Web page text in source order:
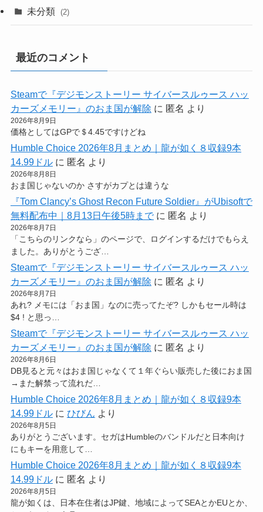
未分類 (2)
最近のコメント
Steamで『デジモンストーリー サイバースルゥース ハッ
カーズメモリー』のおま国が解除 に 匿名 より
2026年8月9日
価格としてはGPで＄4.45ですけどね
Humble Choice 2026年8月まとめ｜龍が如く８収録9本
14.99ドルに 匿名 より
2026年8月8日
おま国じゃないのか さすがカプとは違うな
『Tom Clancy’s Ghost Recon Future Soldier』がUbisoftで
無料配布中｜8月13日午後5時までに 匿名 より
2026年8月7日
「こちらのリンクなら」のページで、ログインするだけでもらえ
ました。ありがとうござ…
Steamで『デジモンストーリー サイバースルゥース ハッ
カーズメモリー』のおま国が解除 に 匿名 より
2026年8月7日
あれ? メモには「おま国」なのに売ってたぞ? しかもセール時は
$4 ! と思っ…
Steamで『デジモンストーリー サイバースルゥース ハッ
カーズメモリー』のおま国が解除 に 匿名 より
2026年8月6日
DB見ると元々はおま国じゃなくて１年ぐらい販売した後におま国
→また解禁って流れだ…
Humble Choice 2026年8月まとめ｜龍が如く８収録9本
14.99ドルに ひびん より
2026年8月5日
ありがとうございます。セガはHumbleのバンドルだと日本向け
にもキーを用意して…
Humble Choice 2026年8月まとめ｜龍が如く８収録9本
14.99ドルに 匿名 より
2026年8月5日
龍が如くは、日本在住者はJP鍵、地域によってSEAとかEUとか、